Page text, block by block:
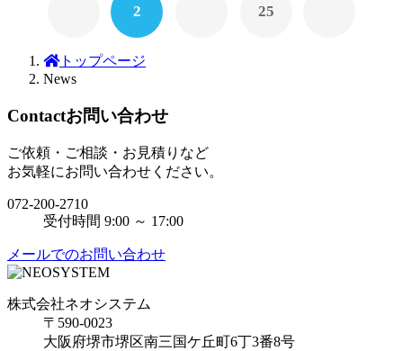
2 25
トップページ
News
Contactお問い合わせ
ご依頼・ご相談・お見積りなど
お気軽にお問い合わせください。
072-200-2710
受付時間 9:00 ～ 17:00
メールでのお問い合わせ
株式会社ネオシステム
〒590-0023
大阪府堺市堺区南三国ケ丘町6丁3番8号